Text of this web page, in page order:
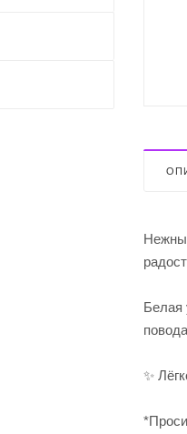
Белая
✨